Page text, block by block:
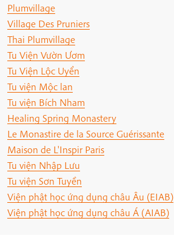
Plumvillage
Village Des Pruniers
Thai Plumvillage
Tu Viện Vườn Ươm
Tu Viện Lộc Uyển
Tu viện Mộc lan
Tu viện Bích Nham
Healing Spring Monastery
Le Monastire de la Source Guérissante
Maison de L'Inspir Paris
Tu viện Nhập Lưu
Tu viện Sơn Tuyền
Viện phật học ứng dụng châu Âu (EIAB)
Viện phật học ứng dụng châu Á (AIAB)